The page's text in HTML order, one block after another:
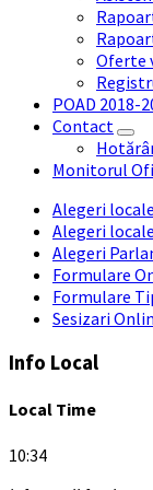
Oferte
POAD 2018-
Contact
Monitorul
Alegeri
Alegeri
Alegeri
Formulare
Formulare
Sesizari
Info Local
Local Time
10:34